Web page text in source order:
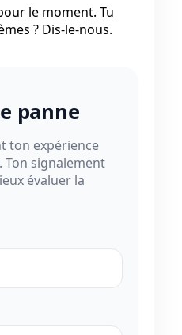
le moment. Tu
? Dis-le-nous.
panne
ton expérience
. Ton signalement
évaluer la